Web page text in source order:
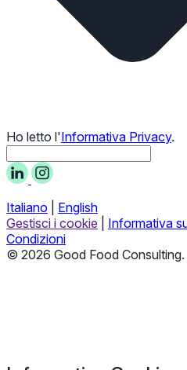
Ho letto l'Informativa Privacy.
Italiano
English
Gestisci i cookie
Informativa
Condizioni
© 2026 Good Food Consulting.